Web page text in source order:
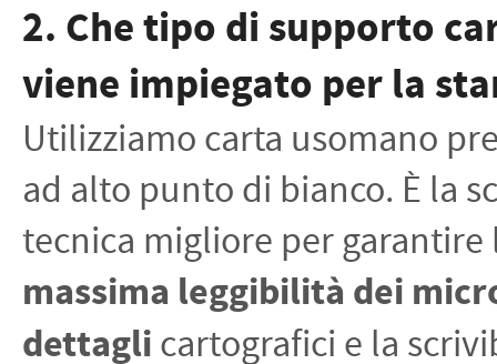
2. Che tipo di supporto
viene impiegato per la
Utilizziamo carta usomano
ad alto punto di bianco. È la
tecnica migliore per garantire
massima leggibilità dei
dettaglicartografici e la